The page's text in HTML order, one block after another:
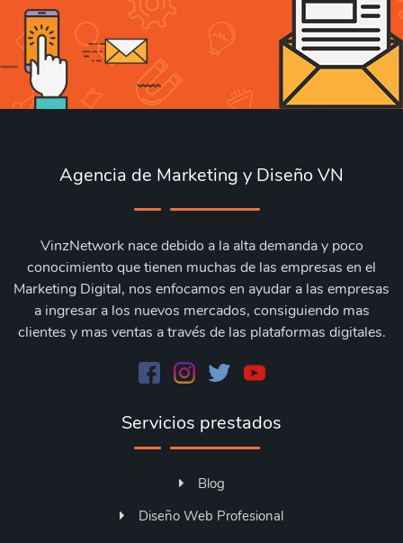
Agencia de Marketing y Diseño VN
VinzNetwork nace debido a la alta demanda y poco
conocimiento que tienen muchas de las empresas en el
Marketing Digital, nos enfocamos en ayudar a las empresas
a ingresar a los nuevos mercados, consiguiendo mas
clientes y mas ventas a través de las plataformas digitales.
Servicios prestados
Blog
Diseño Web Profesional